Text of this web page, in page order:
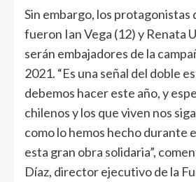
Sin embargo, los protagonistas
fueron Ian Vega (12) y Renata
serán embajadores de la
2021. “Es una señal del doble
debemos hacer este año, y
chilenos y los que viven nos
como lo hemos hecho durante
esta gran obra solidaria”,
Díaz, director ejecutivo de la